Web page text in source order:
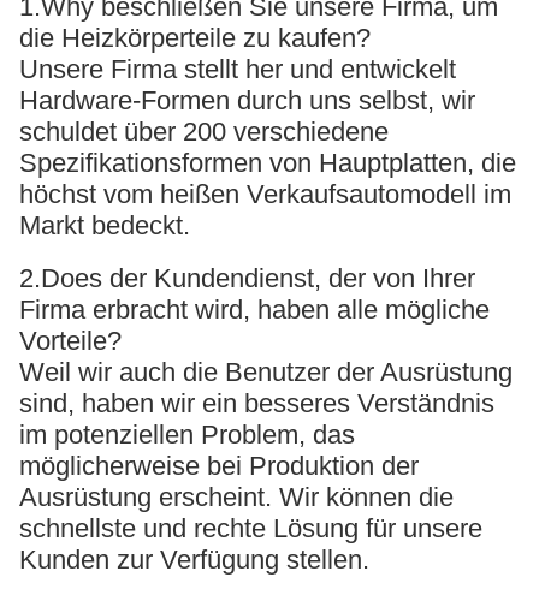
1.Why beschließen Sie unsere Firma, um
die Heizkörperteile zu kaufen?
Unsere Firma stellt her und entwickelt
Hardware-Formen durch uns selbst, wir
schuldet über 200 verschiedene
Spezifikationsformen von Hauptplatten, die
höchst vom heißen Verkaufsautomodell im
Markt bedeckt.
2.Does der Kundendienst, der von Ihrer
Firma erbracht wird, haben alle mögliche
Vorteile?
Weil wir auch die Benutzer der Ausrüstung
sind, haben wir ein besseres Verständnis
im potenziellen Problem, das
möglicherweise bei Produktion der
Ausrüstung erscheint. Wir können die
schnellste und rechte Lösung für unsere
Kunden zur Verfügung stellen.